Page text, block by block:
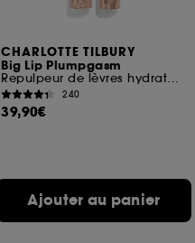
CHARLOTTE TILBURY
Big Lip Plumpgasm
Repulpeur de lèvres hydratant
240
39,90€
Ajouter au panier